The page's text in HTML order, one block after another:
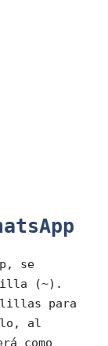
se
(~).
para
al
como